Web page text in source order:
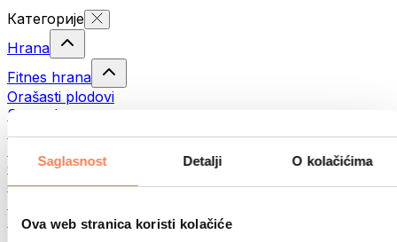
Saglasnost Detalji O kolačićima
Ova web stranica koristi kolačiće
Категорије
Hrana
Fitnes hrana
Orašasti plodovi
Semenke
Namazi i paste
Gotova jela
Јаја
Meso